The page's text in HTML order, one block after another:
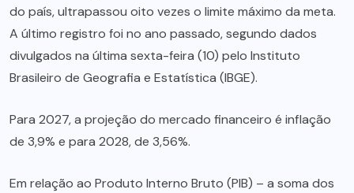
do país, ultrapassou oito vezes o limite máximo da meta.
A último registro foi no ano passado, segundo dados
divulgados na última sexta-feira (10) pelo Instituto
Brasileiro de Geografia e Estatística (IBGE).
Para 2027, a projeção do mercado financeiro é inflação
de 3,9% e para 2028, de 3,56%.
Em relação ao Produto Interno Bruto (PIB) – a soma dos